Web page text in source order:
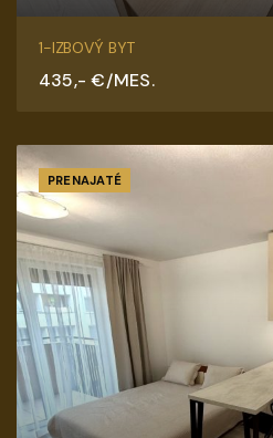
Hollého, Senica
1-IZBOVÝ BYT
435,- €/MES.
PRENAJATÉ